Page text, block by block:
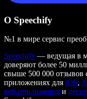
О Speechify
№1 в мире сервис
Speechify — ведущая в
доверяют более 50
свыше 500 000 отзывов
приложениях для iOS,
веб‑приложения и